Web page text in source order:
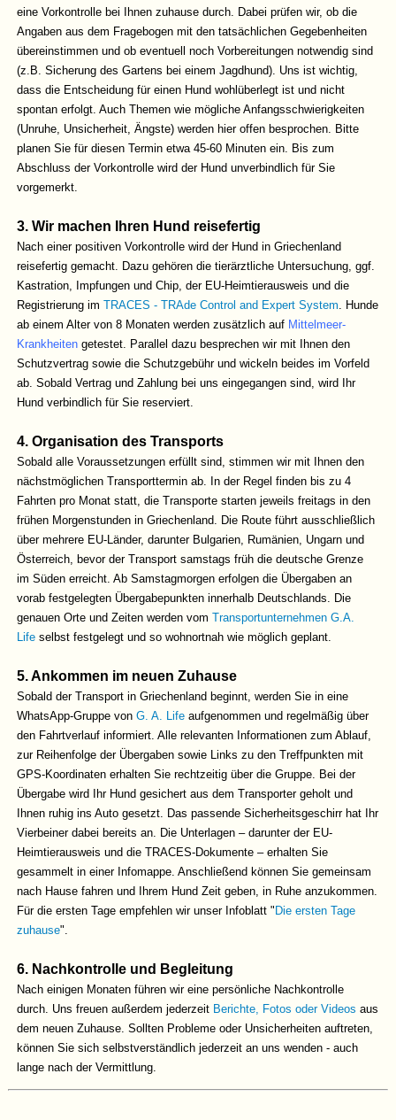
eine Vorkontrolle bei Ihnen zuhause durch. Dabei prüfen wir, ob die
Angaben aus dem Fragebogen mit den tatsächlichen Gegebenheiten
übereinstimmen und ob eventuell noch Vorbereitungen notwendig sind
(z.B. Sicherung des Gartens bei einem Jagdhund). Uns ist wichtig,
dass die Entscheidung für einen Hund wohlüberlegt ist und nicht
spontan erfolgt. Auch Themen wie mögliche Anfangsschwierigkeiten
(Unruhe, Unsicherheit, Ängste) werden hier offen besprochen. Bitte
planen Sie für diesen Termin etwa 45-60 Minuten ein. Bis zum
Abschluss der Vorkontrolle wird der Hund unverbindlich für Sie
vorgemerkt.
3. Wir machen Ihren Hund reisefertig
Nach einer positiven Vorkontrolle wird der Hund in Griechenland
reisefertig gemacht. Dazu gehören die tierärztliche Untersuchung, ggf.
Kastration, Impfungen und Chip, der EU-Heimtierausweis und die
Registrierung imTRACES - TRAde Control and Expert System. Hunde
ab einem Alter von 8 Monaten werden zusätzlich auf Mittelmeer-
Krankheiten getestet. Parallel dazu besprechen wir mit Ihnen den
Schutzvertrag sowie die Schutzgebühr und wickeln beides im Vorfeld
ab. Sobald Vertrag und Zahlung bei uns eingegangen sind, wird Ihr
Hund verbindlich für Sie reserviert.
4. Organisation des Transports
Sobald alle Voraussetzungen erfüllt sind, stimmen wir mit Ihnen den
nächstmöglichen Transporttermin ab. In der Regel finden bis zu 4
Fahrten pro Monat statt, die Transporte starten jeweils freitags in den
frühen Morgenstunden in Griechenland. Die Route führt ausschließlich
über mehrere EU-Länder, darunter Bulgarien, Rumänien, Ungarn und
Österreich, bevor der Transport samstags früh die deutsche Grenze
im Süden erreicht. Ab Samstagmorgen erfolgen die Übergaben an
vorab festgelegten Übergabepunkten innerhalb Deutschlands. Die
genauen Orte und Zeiten werden vomTransportunternehmen G.A.
Life selbst festgelegt und so wohnortnah wie möglich geplant.
5. Ankommen im neuen Zuhause
Sobald der Transport in Griechenland beginnt, werden Sie in eine
WhatsApp-Gruppe vonG. A. Life aufgenommen und regelmäßig über
den Fahrtverlauf informiert. Alle relevanten Informationen zum Ablauf,
zur Reihenfolge der Übergaben sowie Links zu den Treffpunkten mit
GPS-Koordinaten erhalten Sie rechtzeitig über die Gruppe. Bei der
Übergabe wird Ihr Hund gesichert aus dem Transporter geholt und
Ihnen ruhig ins Auto gesetzt. Das passende Sicherheitsgeschirr hat Ihr
Vierbeiner dabei bereits an. Die Unterlagen – darunter der EU-
Heimtierausweis und die TRACES-Dokumente – erhalten Sie
gesammelt in einer Infomappe.Anschließend können Sie gemeinsam
nach Hause fahren und Ihrem Hund Zeit geben, in Ruhe anzukommen.
Für die ersten Tage empfehlen wir unser Infoblatt " Die ersten Tage
zuhause".
6. Nachkontrolle und Begleitung
Nach einigen Monaten führen wir eine persönliche Nachkontrolle
durch. Uns freuen außerdem jederzeit Berichte, Fotos oder Videos aus
dem neuen Zuhause. Sollten Probleme oder Unsicherheiten auftreten,
können Sie sich selbstverständlich jederzeit an uns wenden - auch
lange nach der Vermittlung.